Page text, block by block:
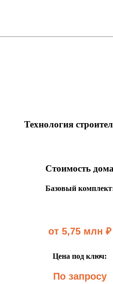
Технология
Стоимость дома
Базовый
от 5,75 млн ₽
Цена под ключ:
По запросу